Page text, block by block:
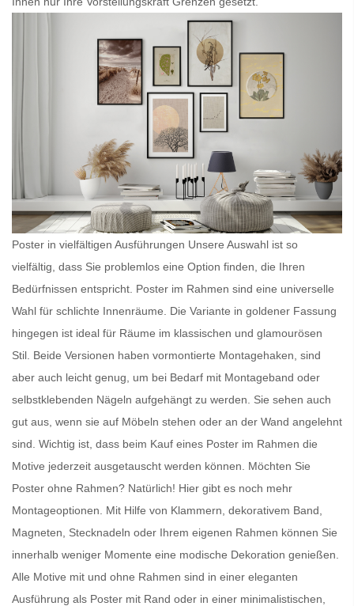
Poster in vielfältigen Ausführungen Unsere Auswahl ist so
vielfältig, dass Sie problemlos eine Option finden, die Ihren
Bedürfnissen entspricht. Poster im Rahmen sind eine universelle
Wahl für schlichte Innenräume. Die Variante in goldener Fassung
hingegen ist ideal für Räume im klassischen und glamourösen
Stil. Beide Versionen haben vormontierte Montagehaken, sind
aber auch leicht genug, um bei Bedarf mit Montageband oder
selbstklebenden Nägeln aufgehängt zu werden. Sie sehen auch
gut aus, wenn sie auf Möbeln stehen oder an der Wand angelehnt
sind. Wichtig ist, dass beim Kauf eines Poster im Rahmen die
Motive jederzeit ausgetauscht werden können. Möchten Sie
Poster ohne Rahmen? Natürlich! Hier gibt es noch mehr
Montageoptionen. Mit Hilfe von Klammern, dekorativem Band,
Magneten, Stecknadeln oder Ihrem eigenen Rahmen können Sie
innerhalb weniger Momente eine modische Dekoration genießen.
Alle Motive mit und ohne Rahmen sind in einer eleganten
Ausführung als Poster mit Rand oder in einer minimalistischen,